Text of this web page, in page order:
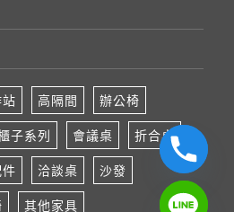
高隔間 辦公椅
子系列 會議桌 折合桌
洽談桌 沙發
其他家具